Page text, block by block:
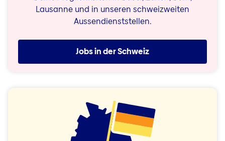
Lausanne und in unseren schweizweiten
Aussendienststellen.
Jobs in der Schweiz